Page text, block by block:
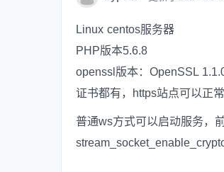
Linux centos服务器
PHP版本5.6.8
openssl版本：OpenSSL
证书都有，https站点可以正
普通ws方式可以启动服务，